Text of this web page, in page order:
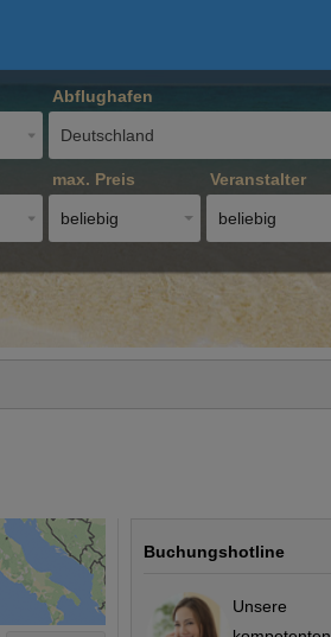
Abflughafen
Deutschland
max. Preis
beliebig
Veranstalter
beliebig
Buchungshotline
Unsere